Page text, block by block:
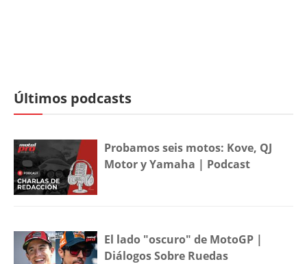
Últimos podcasts
Probamos seis motos: Kove, QJ
Motor y Yamaha | Podcast
El lado "oscuro" de MotoGP |
Diálogos Sobre Ruedas